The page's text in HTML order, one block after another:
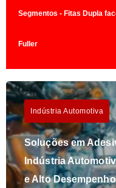
Segmentos - Fitas Dupla
Fuller
Indústria Automotiva
Soluções em
Indústria
e Alto Desempenho